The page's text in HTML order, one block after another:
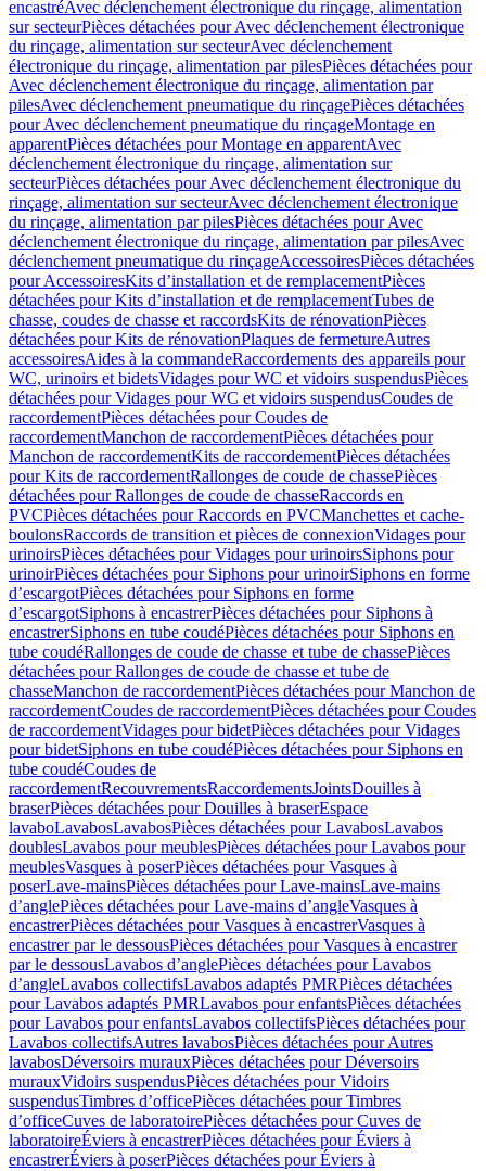
encastréAvec déclenchement électronique du rinçage, alimentation
sur secteurPièces détachées pour Avec déclenchement électronique
du rinçage, alimentation sur secteurAvec déclenchement
électronique du rinçage, alimentation par pilesPièces détachées pour
Avec déclenchement électronique du rinçage, alimentation par
pilesAvec déclenchement pneumatique du rinçagePièces détachées
pour Avec déclenchement pneumatique du rinçageMontage en
apparentPièces détachées pour Montage en apparentAvec
déclenchement électronique du rinçage, alimentation sur
secteurPièces détachées pour Avec déclenchement électronique du
rinçage, alimentation sur secteurAvec déclenchement électronique
du rinçage, alimentation par pilesPièces détachées pour Avec
déclenchement électronique du rinçage, alimentation par pilesAvec
déclenchement pneumatique du rinçageAccessoiresPièces détachées
pour AccessoiresKits d’installation et de remplacementPièces
détachées pour Kits d’installation et de remplacementTubes de
chasse, coudes de chasse et raccordsKits de rénovationPièces
détachées pour Kits de rénovationPlaques de fermetureAutres
accessoiresAides à la commandeRaccordements des appareils pour
WC, urinoirs et bidetsVidages pour WC et vidoirs suspendusPièces
détachées pour Vidages pour WC et vidoirs suspendusCoudes de
raccordementPièces détachées pour Coudes de
raccordementManchon de raccordementPièces détachées pour
Manchon de raccordementKits de raccordementPièces détachées
pour Kits de raccordementRallonges de coude de chassePièces
détachées pour Rallonges de coude de chasseRaccords en
PVCPièces détachées pour Raccords en PVCManchettes et cache-
boulonsRaccords de transition et pièces de connexionVidages pour
urinoirsPièces détachées pour Vidages pour urinoirsSiphons pour
urinoirPièces détachées pour Siphons pour urinoirSiphons en forme
d’escargotPièces détachées pour Siphons en forme
d’escargotSiphons à encastrerPièces détachées pour Siphons à
encastrerSiphons en tube coudéPièces détachées pour Siphons en
tube coudéRallonges de coude de chasse et tube de chassePièces
détachées pour Rallonges de coude de chasse et tube de
chasseManchon de raccordementPièces détachées pour Manchon de
raccordementCoudes de raccordementPièces détachées pour Coudes
de raccordementVidages pour bidetPièces détachées pour Vidages
pour bidetSiphons en tube coudéPièces détachées pour Siphons en
tube coudéCoudes de
raccordementRecouvrementsRaccordementsJointsDouilles à
braserPièces détachées pour Douilles à braserEspace
lavaboLavabosLavabosPièces détachées pour LavabosLavabos
doublesLavabos pour meublesPièces détachées pour Lavabos pour
meublesVasques à poserPièces détachées pour Vasques à
poserLave-mainsPièces détachées pour Lave-mainsLave-mains
d’anglePièces détachées pour Lave-mains d’angleVasques à
encastrerPièces détachées pour Vasques à encastrerVasques à
encastrer par le dessousPièces détachées pour Vasques à encastrer
par le dessousLavabos d’anglePièces détachées pour Lavabos
d’angleLavabos collectifsLavabos adaptés PMRPièces détachées
pour Lavabos adaptés PMRLavabos pour enfantsPièces détachées
pour Lavabos pour enfantsLavabos collectifsPièces détachées pour
Lavabos collectifsAutres lavabosPièces détachées pour Autres
lavabosDéversoirs murauxPièces détachées pour Déversoirs
murauxVidoirs suspendusPièces détachées pour Vidoirs
suspendusTimbres dʼofficePièces détachées pour Timbres
dʼofficeCuves de laboratoirePièces détachées pour Cuves de
laboratoireÉviers à encastrerPièces détachées pour Éviers à
encastrerÉviers à poserPièces détachées pour Éviers à